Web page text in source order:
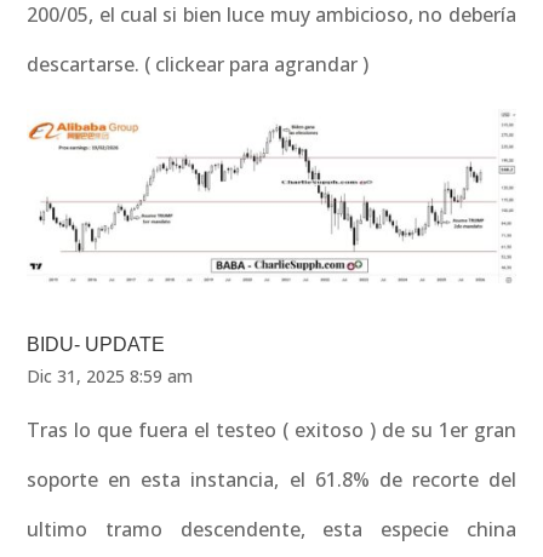
200/05, el cual si bien luce muy ambicioso, no debería
descartarse. ( clickear para agrandar )
BIDU- UPDATE
Dic 31, 2025 8:59 am
Tras lo que fuera el testeo ( exitoso ) de su 1er gran
soporte en esta instancia, el 61.8% de recorte del
ultimo tramo descendente, esta especie china